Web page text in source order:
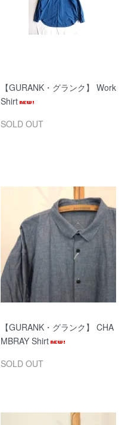
【GURANK・グランク】 Work
Shirt
SOLD OUT
【GURANK・グランク】 CHA
MBRAY Shirt
SOLD OUT